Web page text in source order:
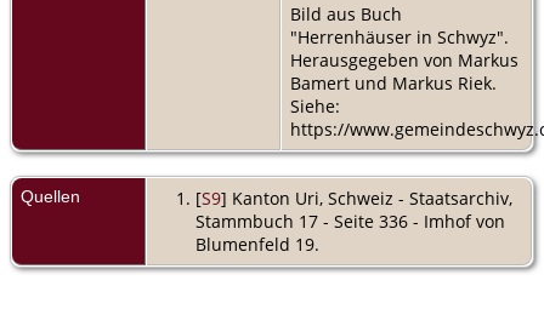
Bild aus Buch
"Herrenhäuser in Schwyz".
Herausgegeben von Markus
Bamert und Markus Riek.
Siehe:
https://
Quellen [S9] Kanton Uri, Schweiz - Staatsarchiv,
Stammbuch 17 - Seite 336 - Imhof von
Blumenfeld 19.